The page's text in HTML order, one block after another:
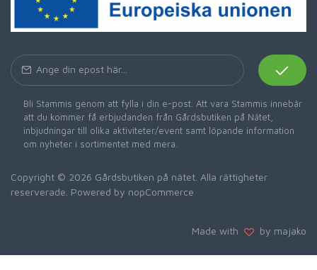
Bli Stammis genom att fylla i din e-post. Att vara Stammis innebär
att du kommer få erbjudanden från Gårdsbutiken på Nätet,
inbjudningar till olika aktiviteter/event samt löpande information
om nyheter i sortimentet med mera.
Copyright © 2026 Gårdsbutiken på nätet. Alla rättigheter
reserverade. Powered by nopCommerce
Made with by majako